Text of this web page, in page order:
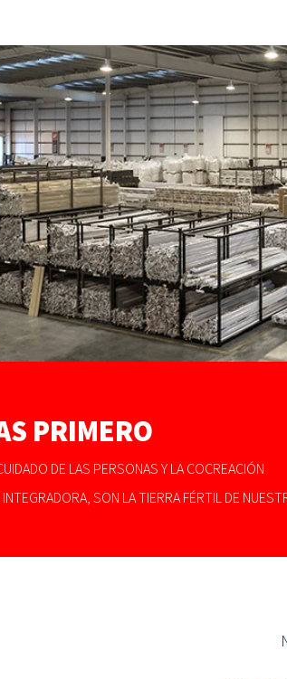
PRIMERO
DE LAS PERSONAS Y LA COCREACIÓN
INTEGRADORA, SON LA TIERRA FÉRTIL DE